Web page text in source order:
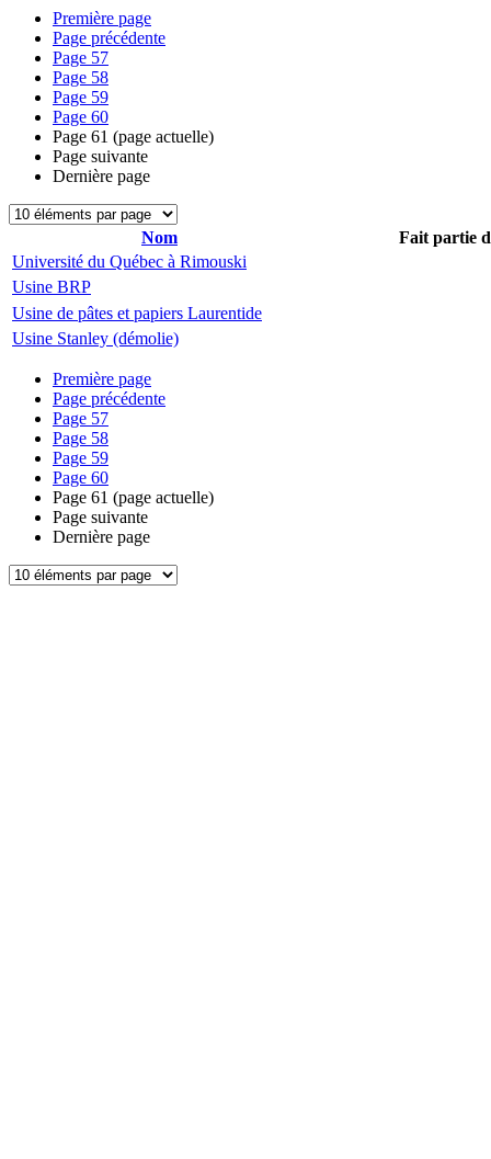
Première page
Page précédente
Page 57
Page 58
Page 59
Page 60
Page 61 (page actuelle)
Page suivante
Dernière page
Nom
Fait partie
Université du Québec à Rimouski
Usine BRP
Usine de pâtes et papiers Laurentide
Usine Stanley (démolie)
Première page
Page précédente
Page 57
Page 58
Page 59
Page 60
Page 61 (page actuelle)
Page suivante
Dernière page